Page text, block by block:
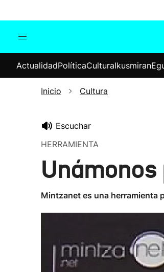
Internacional
Elecciones
ActualidadPolíticaCulturaIkusmiran
Inicio Cultura
Escuchar
HERRAMIENTA
Mintzanet es una herramienta